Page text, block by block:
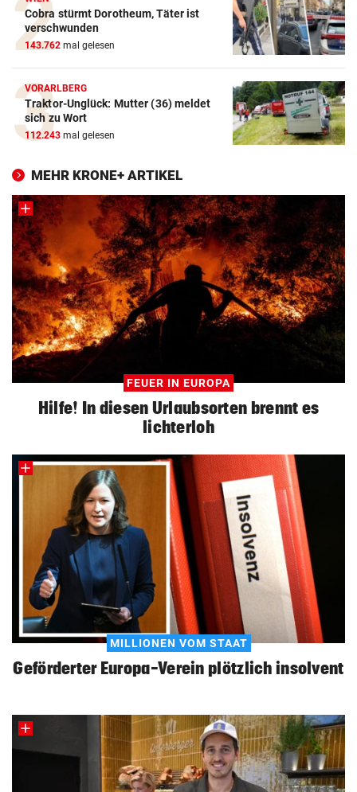
Cobra stürmt Dorotheum, Täter ist
verschwunden
143.762 mal gelesen
VORARLBERG
Traktor-Unglück: Mutter (36) meldet
sich zu Wort
112.243 mal gelesen
MEHR KRONE+ ARTIKEL
FEUER IN EUROPA
Hilfe! In diesen Urlaubsorten brennt es
lichterloh
MILLIONEN VOM STAAT
Geförderter Europa-Verein plötzlich insolvent